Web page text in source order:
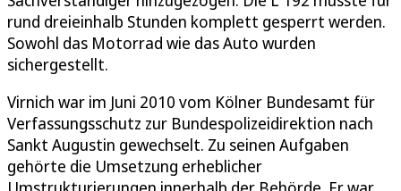
rund dreieinhalb Stunden komplett gesperrt werden.
Sowohl das Motorrad wie das Auto wurden
sichergestellt.
Virnich war im Juni 2010 vom Kölner Bundesamt für
Verfassungsschutz zur Bundespolizeidirektion nach
Sankt Augustin gewechselt. Zu seinen Aufgaben
gehörte die Umsetzung erheblicher